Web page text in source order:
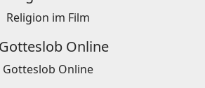
Religion im Film
Gotteslob Online